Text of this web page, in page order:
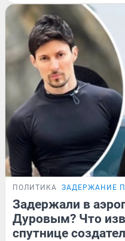
ПОЛИТИКА ЗАДЕРЖАНИЕ
Задержали в
Дуровым? Что
спутнице